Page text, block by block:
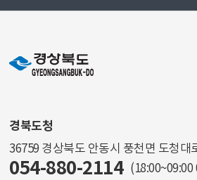
경북도청
36759 경상북도 안동시 풍천면 도청대
054-880-2114 (18:00~09:00